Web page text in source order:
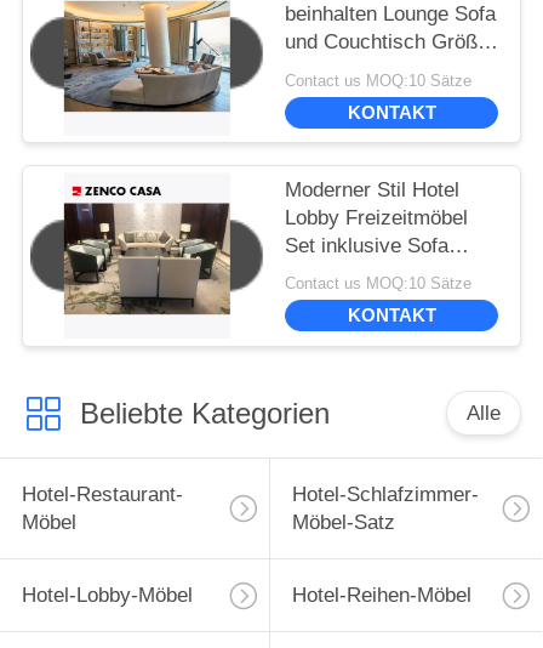
beinhalten Lounge Sofa
und Couchtisch Größe
3600*900*780
Contact us MOQ:10 Sätze
KONTAKT
Moderner Stil Hotel
Lobby Freizeitmöbel
Set inklusive Sofa
Freizeitstuhl
Kaffeetisch
Contact us MOQ:10 Sätze
KONTAKT
Beliebte Kategorien Alle
Hotel-Restaurant-
Möbel
Hotel-Schlafzimmer-
Möbel-Satz
Hotel-Lobby-Möbel Hotel-Reihen-Möbel